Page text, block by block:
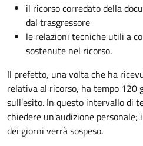
il ricorso corredato della
dal trasgressore
le relazioni tecniche utili a
sostenute nel ricorso.
Il prefetto, una volta che ha
relativa al ricorso, ha tempo 120
sull'esito. In questo intervallo di
chiedere un'audizione personale;
dei giorni verrà sospeso.